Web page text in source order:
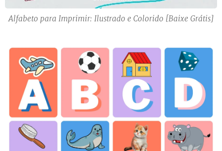
Alfabeto para Imprimir: Ilustrado e Colorido [Baixe Grátis]